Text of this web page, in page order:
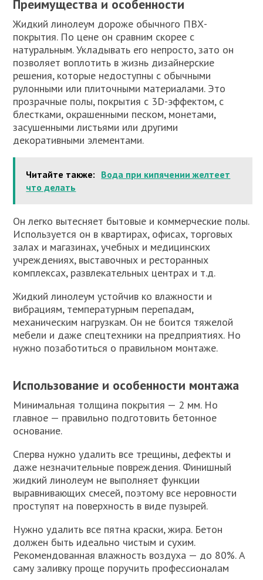
Преимущества и особенности
Жидкий линолеум дороже обычного ПВХ-
покрытия. По цене он сравним скорее с
натуральным. Укладывать его непросто, зато он
позволяет воплотить в жизнь дизайнерские
решения, которые недоступны с обычными
рулонными или плиточными материалами. Это
прозрачные полы, покрытия с 3D-эффектом, с
блестками, окрашенными песком, монетами,
засушенными листьями или другими
декоративными элементами.
Читайте также: Вода при кипячении желтеет
что делать
Он легко вытесняет бытовые и коммерческие полы.
Используется он в квартирах, офисах, торговых
залах и магазинах, учебных и медицинских
учреждениях, выставочных и ресторанных
комплексах, развлекательных центрах и т.д.
Жидкий линолеум устойчив ко влажности и
вибрациям, температурным перепадам,
механическим нагрузкам. Он не боится тяжелой
мебели и даже спецтехники на предприятиях. Но
нужно позаботиться о правильном монтаже.
Использование и особенности монтажа
Минимальная толщина покрытия — 2 мм. Но
главное — правильно подготовить бетонное
основание.
Сперва нужно удалить все трещины, дефекты и
даже незначительные повреждения. Финишный
жидкий линолеум не выполняет функции
выравнивающих смесей, поэтому все неровности
проступят на поверхность в виде пузырей.
Нужно удалить все пятна краски, жира. Бетон
должен быть идеально чистым и сухим.
Рекомендованная влажность воздуха — до 80%. А
саму заливку проще поручить профессионалам